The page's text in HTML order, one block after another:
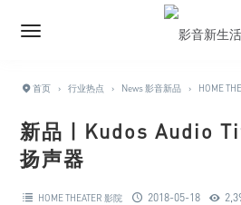
首页 › 行业热点 › News 影音新品 › HOME
新品 | Kudos Audio
扬声器
HOME THEATER 影院 2018-05-18